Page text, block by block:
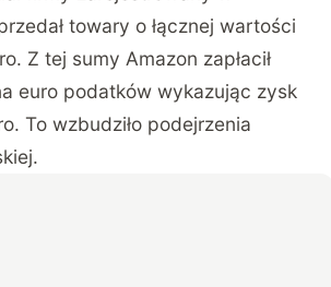
towary o łącznej wartości
Z tej sumy Amazon zapłacił
euro podatków wykazując zysk
To wzbudziło podejrzenia